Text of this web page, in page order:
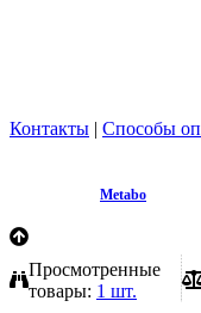
Контакты | Способы
Metabo
Просмотренные
товары: 1 шт.